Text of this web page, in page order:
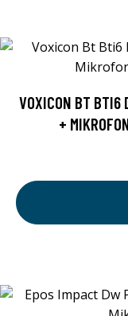
VOXICON BT BTI6
+